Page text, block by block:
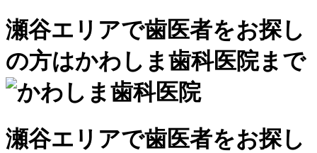
瀬谷エリアで歯医者をお探し
の方はかわしま歯科医院まで
瀬谷エリアで歯医者をお探し